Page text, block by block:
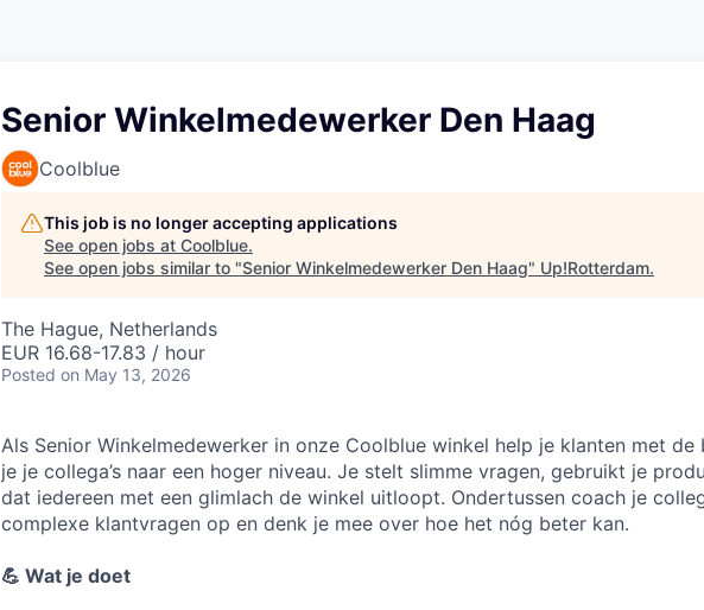
Senior Winkelmedewerker Den Haag
Coolblue
This job is no longer accepting applications
See open jobs at Coolblue.
See open jobs similar to "Senior Winkelmedewerker Den Haag" Up!Rotterdam.
The Hague, Netherlands
EUR 16.68-17.83 / hour
Posted on May 13, 2026
Als Senior Winkelmedewerker in onze Coolblue winkel help je klanten met de
je je collega’s naar een hoger niveau. Je stelt slimme vragen, gebruikt je
dat iedereen met een glimlach de winkel uitloopt. Ondertussen coach je
complexe klantvragen op en denk je mee over hoe het nóg beter kan.
💪 Wat je doet